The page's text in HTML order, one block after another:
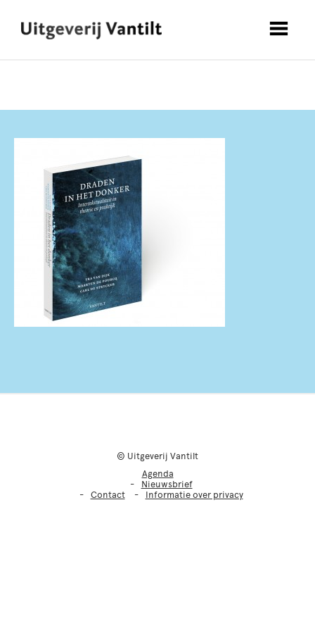
© Uitgeverij Vantilt
Agenda
Nieuwsbrief
Contact
Informatie over privacy